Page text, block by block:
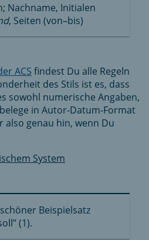
Nachname, Initialen
, Seiten (von–bis)
ACS findest Du alle Regeln
des Stils ist es, dass
sowohl numerische Angaben,
in Autor-Datum-Format
also genau hin, wenn Du
System
Beispielsatz
(1).